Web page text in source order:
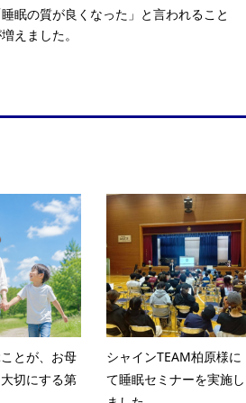
睡眠の質が良くなった」と言われること
えました。
とが、お母
切にする第
シャインTEAM柏原様に
て睡眠セミナーを実施し